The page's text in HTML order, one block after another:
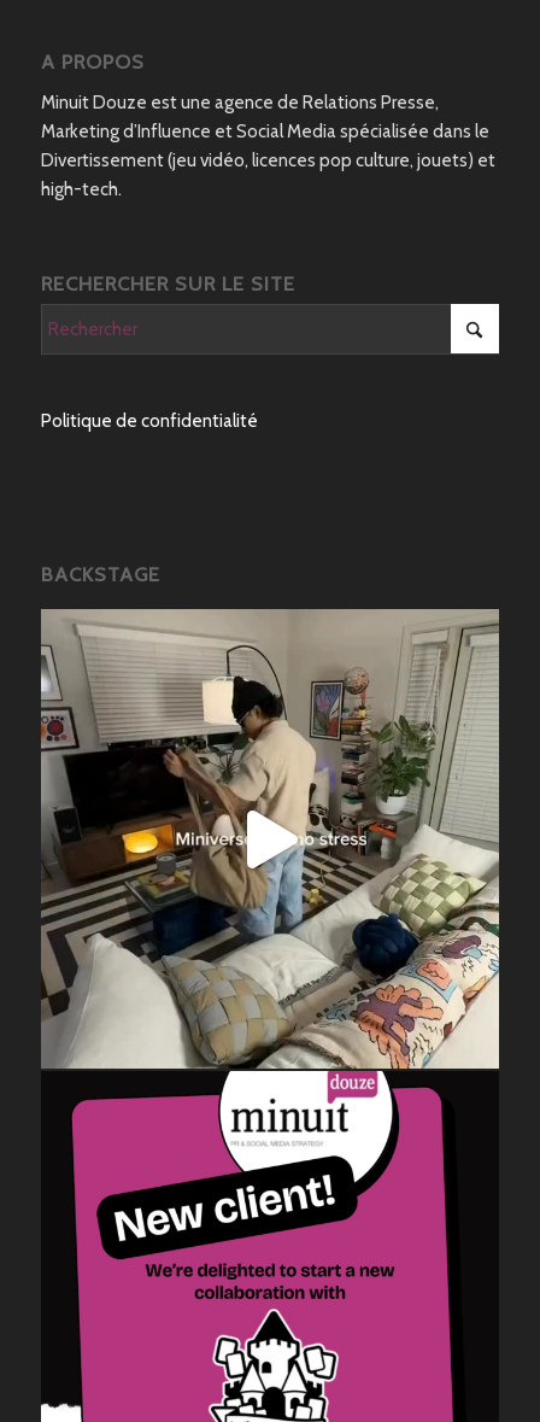
A PROPOS
Minuit Douze est une agence de Relations Presse,
Marketing d’Influence et Social Media spécialisée dans le
Divertissement (jeu vidéo, licences pop culture, jouets) et
high-tech.
RECHERCHER SUR LE SITE
Politique de confidentialité
BACKSTAGE